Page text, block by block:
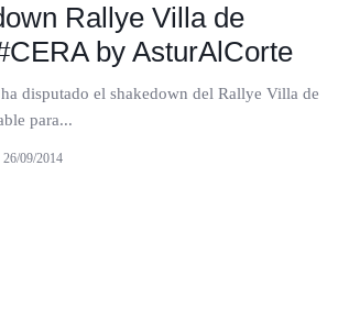
Rallye Villa de
by AsturAlCorte
disputado el shakedown del Rallye Villa de
para...
26/09/2014